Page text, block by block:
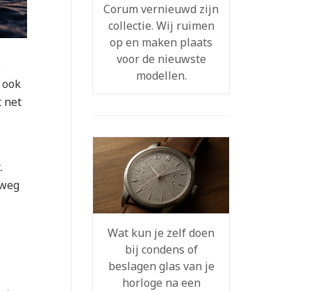
net
Corum vernieuwd zijn
collectie. Wij ruimen
op en maken plaats
voor de nieuwste
modellen.
Wat kun je zelf doen
bij condens of
beslagen glas van je
horloge na een